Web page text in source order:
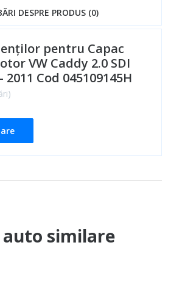
DESPRE PRODUS (0)
pentru Capac
VW Caddy 2.0 SDI
2011 Cod 045109145H
auto similare